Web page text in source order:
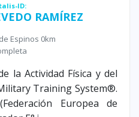
ID:
RAMÍREZ
Espinos 0km
la Actividad Física y del
Training System®.
Europea de